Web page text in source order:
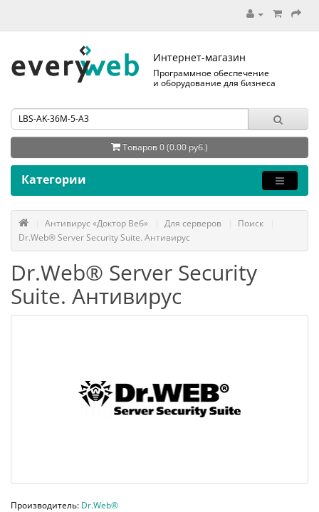
Интернет-магазин
Программное обеспечение
и оборудование для бизнеса
Товаров 0 (0.00 руб.)
Категории
Антивирус «Доктор Веб» Для серверов
Поиск
Dr.Web® Server Security Suite. Антивирус
Dr.Web® Server Security
Suite. Антивирус
Производитель: Dr.Web®